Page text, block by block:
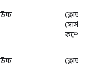
উচ্চ
ক্লোজড
সোর্স
উচ্চ
ক্লোজড